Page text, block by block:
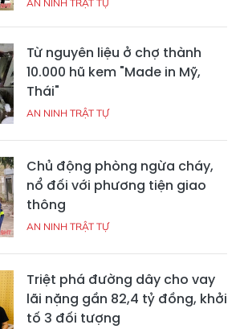
AN NINH TRẬT TỰ
Từ nguyên liệu ở chợ thành
10.000 hũ kem "Made in Mỹ,
Thái"
AN NINH TRẬT TỰ
Chủ động phòng ngừa cháy,
nổ đối với phương tiện giao
thông
AN NINH TRẬT TỰ
Triệt phá đường dây cho vay
lãi nặng gần 82,4 tỷ đồng, khởi
tố 3 đối tượng